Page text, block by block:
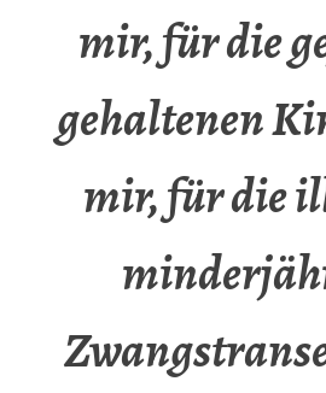
mir, für die
gehaltenen
mir, für die